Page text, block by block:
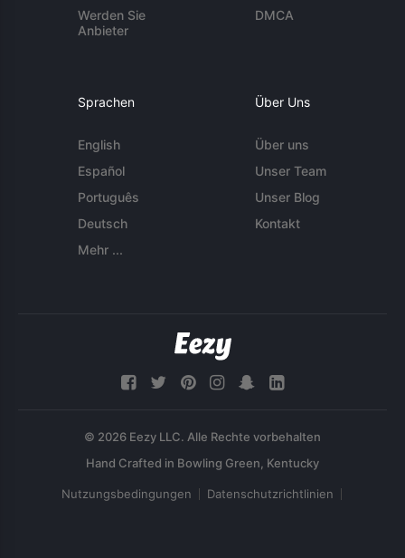
Werden Sie
Anbieter
DMCA
Sprachen
English
Español
Português
Deutsch
Mehr ...
Über Uns
Über uns
Unser Team
Unser Blog
Kontakt
© 2026 Eezy LLC. Alle Rechte vorbehalten
Nutzungsbedingungen Datenschutzrichtlinien